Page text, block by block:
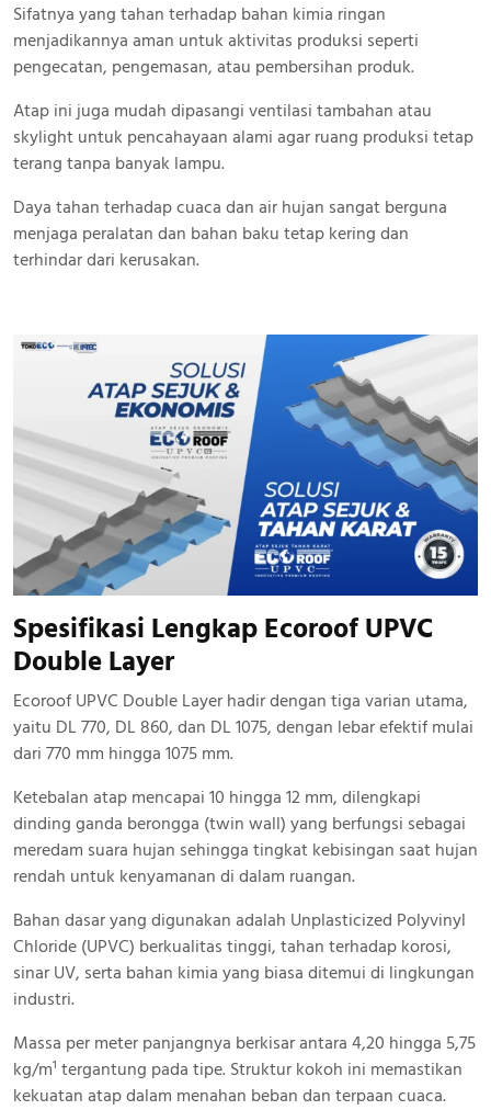
Sifatnya yang tahan terhadap bahan kimia ringan
menjadikannya aman untuk aktivitas produksi seperti
pengecatan, pengemasan, atau pembersihan produk.
Atap ini juga mudah dipasangi ventilasi tambahan atau
skylight untuk pencahayaan alami agar ruang produksi tetap
terang tanpa banyak lampu.
Daya tahan terhadap cuaca dan air hujan sangat berguna
menjaga peralatan dan bahan baku tetap kering dan
terhindar dari kerusakan.
Spesifikasi Lengkap Ecoroof UPVC
Double Layer
Ecoroof UPVC Double Layer hadir dengan tiga varian utama,
yaitu DL 770, DL 860, dan DL 1075, dengan lebar efektif mulai
dari 770 mm hingga 1075 mm.
Ketebalan atap mencapai 10 hingga 12 mm, dilengkapi
dinding ganda berongga (twin wall) yang berfungsi sebagai
meredam suara hujan sehingga tingkat kebisingan saat hujan
rendah untuk kenyamanan di dalam ruangan.
Bahan dasar yang digunakan adalah Unplasticized Polyvinyl
Chloride (UPVC) berkualitas tinggi, tahan terhadap korosi,
sinar UV, serta bahan kimia yang biasa ditemui di lingkungan
industri.
Massa per meter panjangnya berkisar antara 4,20 hingga 5,75
kg/m¹ tergantung pada tipe. Struktur kokoh ini memastikan
kekuatan atap dalam menahan beban dan terpaan cuaca.